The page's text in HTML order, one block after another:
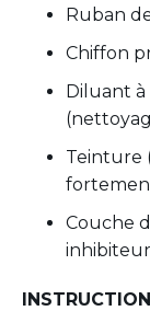
Ruban
Chiffon
Diluant à
Teinture
Couche
inhibiteur